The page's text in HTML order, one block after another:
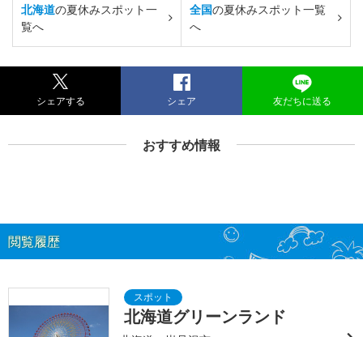
北海道の夏休みスポット一
覧へ
全国の夏休みスポット一覧
へ
シェアする シェア 友だちに送る
おすすめ情報
閲覧履歴
北海道グリーンランド